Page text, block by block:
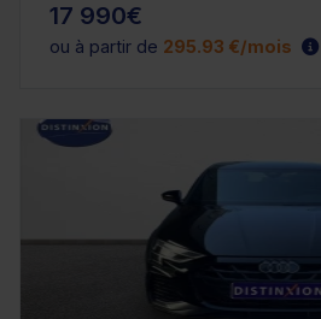
17 990€
ou à partir de 295.93 €/mois